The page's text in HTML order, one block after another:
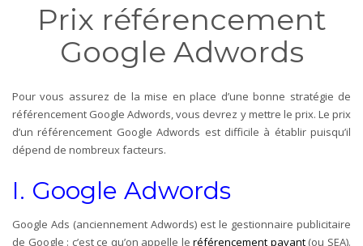
Prix référencement
Google Adwords
Pour vous assurez de la mise en place d’une bonne stratégie de
référencement Google Adwords, vous devrez y mettre le prix. Le prix
d’un référencement Google Adwords est difficile à établir puisqu’il
dépend de nombreux facteurs.
I. Google Adwords
Google Ads (anciennement Adwords) est le gestionnaire publicitaire
de Google : c’est ce qu’on appelle le référencement payant(ou SEA).